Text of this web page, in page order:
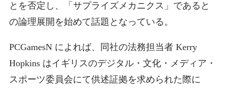
とを否定し、「サプライズメカニクス」であると
の論理展開を始めて話題となっている。
PCGamesN によれば、同社の法務担当者 Kerry
Hopkins はイギリスのデジタル・文化・メディア・
スポーツ委員会にて供述証拠を求められた際に